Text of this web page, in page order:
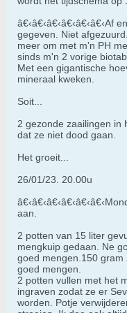
â€‹â€‹â€‹â€‹â€‹â€‹Af
gegeven. Niet
meer om met m'n PH
sinds m'n 2 vorige
Met een gigantische
mineraal kweken.
Soit...
2 gezonde zaailingen in
dat ze niet dood gaan.
Het groeit...
26/01/23. 20.00u
aan.
2 potten van 15 liter
mengkuip gedaan. Ne
goed mengen.150
goed mengen.
2 potten vullen met het
ingraven zodat ze er
worden. Potje